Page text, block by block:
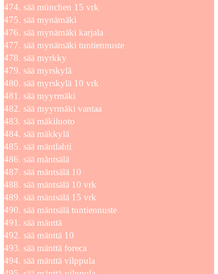
sää münchen 15 vrk
sää mynämäki
sää mynämäki karjala
sää mynämäki tuntiennuste
sää myrkky
sää myrskylä
sää myrskylä 10 vrk
sää myyrmäki
sää myyrmäki vantaa
sää mäkiluoto
sää mäkkylä
sää mäntlahti
sää mäntsälä
sää mäntsälä 10
sää mäntsälä 10 vrk
sää mäntsälä 15 vrk
sää mäntsälä tuntiennuste
sää mänttä
sää mänttä 10
sää mänttä foreca
sää mänttä vilppula